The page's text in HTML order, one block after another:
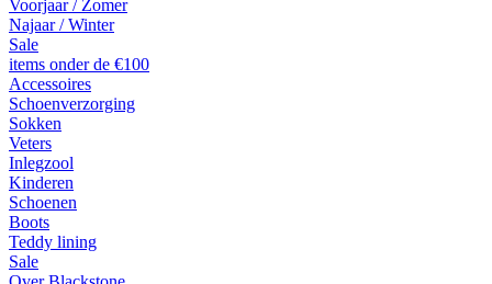
Voorjaar / Zomer
Najaar / Winter
Sale
items onder de €100
Accessoires
Schoenverzorging
Sokken
Veters
Inlegzool
Kinderen
Schoenen
Boots
Teddy lining
Sale